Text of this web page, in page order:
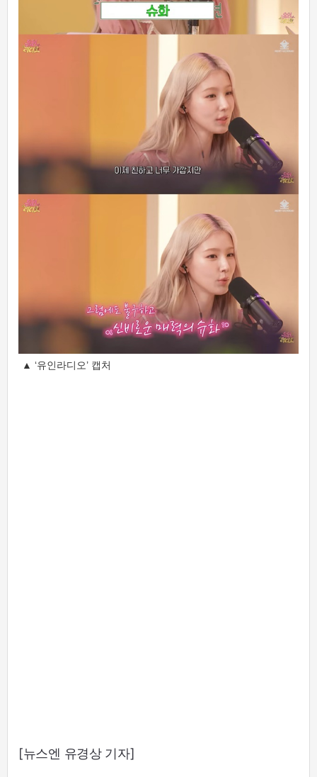
▲ ‘유인라디오’ 캡처
[뉴스엔 유경상 기자]